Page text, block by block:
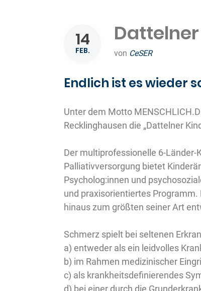
14
FEB. von CeSER
Endlich ist es wieder
Unter dem Motto
Recklinghausen die „Dattelner
Der multiprofessionelle 6-
Palliativversorgung bietet
Psycholog:innen und
und praxisorientiertes
hinaus zum größten seiner Art
Schmerz spielt bei seltenen
a) entweder als ein leidvolles
b) im Rahmen medizinischer
c) als krankheitsdefinierendes
d) bei einer durch die